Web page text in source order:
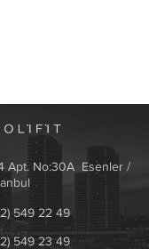
Apt. No:30A Esenler /
549 22 49
549 23 49